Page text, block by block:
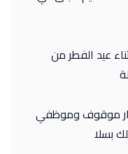
عيد الفطر من
موقوف وموظفي
بسلا